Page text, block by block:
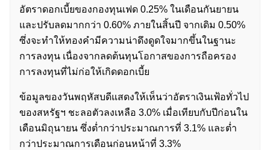
อัตราดอกเบี้ยของกองทุนเฟด 0.25% ในเดือนกันยายน
และปรับลดมากกว่า 0.60% ภายในสิ้นปี จากเดิม 0.50%
ซึ่งจะทำให้ทองคำมีความน่าดึงดูดใจมากขึ้นในฐานะ
การลงทุน เนื่องจากลดต้นทุนโอกาสของการถือครอง
การลงทุนที่ไม่ก่อให้เกิดดอกเบี้ย
ข้อมูลของวันพฤหัสบดีแสดงให้เห็นว่าอัตราเงินเฟ้อทั่วไป
ของสหรัฐฯ ชะลอตัวลงเหลือ 3.0% เมื่อเทียบกับปีก่อนใน
เดือนมิถุนายน ซึ่งต่ำกว่าประมาณการที่ 3.1% และต่ำ
กว่าประมาณการเดือนก่อนหน้าที่ 3.3%